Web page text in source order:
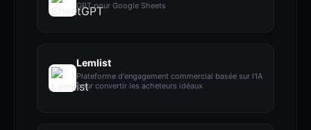
GPT pour Google Sheets
Lemlist
Plateforme d'engagement commercial basée sur l'IA
pour convertir les acheteurs idéaux